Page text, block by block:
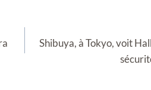
Shibuya, à Tokyo, voit